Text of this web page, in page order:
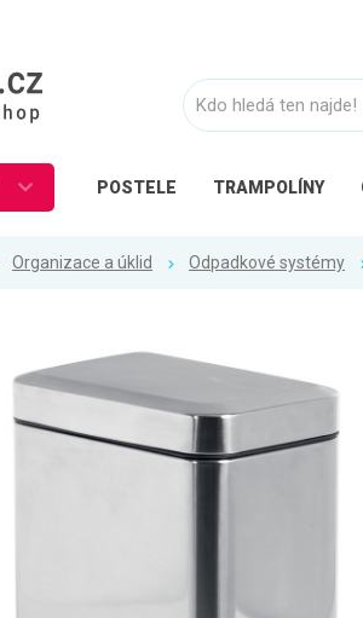
POSTELE TRAMPOLÍNY
Organizace a úklid Odpadkové systémy